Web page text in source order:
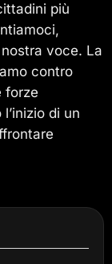
più
voce. La
contro
forze
di un